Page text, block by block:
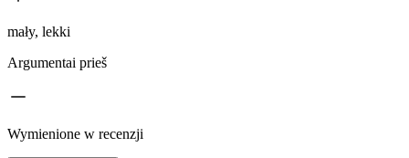
mały, lekki
Argumentai prieš
Wymienione w recenzji